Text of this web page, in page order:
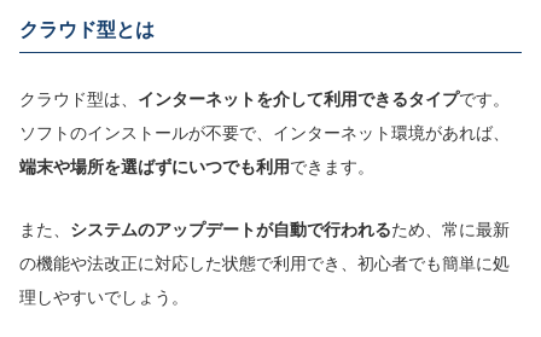
クラウド型とは
クラウド型は、 インターネットを介して利用できるタイプです。
ソフトのインストールが不要で、インターネット環境があれば、
端末や場所を選ばずにいつでも利用できます。
また、 システムのアップデートが自動で行われるため、常に最新
の機能や法改正に対応した状態で利用でき、初心者でも簡単に処
理しやすいでしょう。